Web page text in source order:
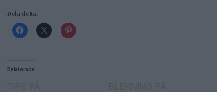
Dela detta:
Relaterade